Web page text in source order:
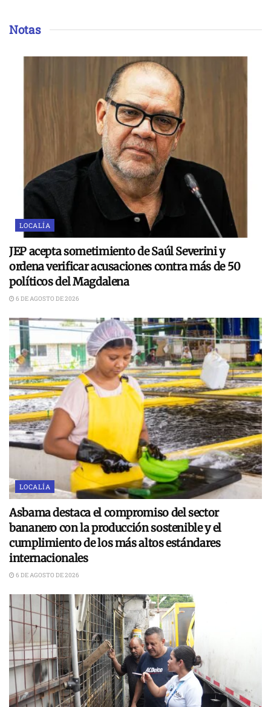
Notas
LOCALÍA
JEP acepta sometimiento de Saúl Severini y
ordena verificar acusaciones contra más de 50
políticos del Magdalena
6 DE AGOSTO DE 2026
LOCALÍA
Asbama destaca el compromiso del sector
bananero con la producción sostenible y el
cumplimiento de los más altos estándares
internacionales
6 DE AGOSTO DE 2026